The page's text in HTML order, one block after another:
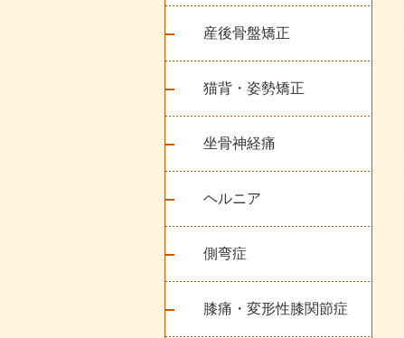
産後骨盤矯正
猫背・姿勢矯正
坐骨神経痛
ヘルニア
側弯症
膝痛・変形性膝関節症